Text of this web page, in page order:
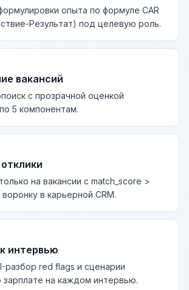
опыта по формуле CAR
Результат) под целевую роль.
вакансий
с прозрачной оценкой
5 компонентам.
на вакансии с match_score >
в карьерной CRM.
интервью
разбор red flags и сценарии
зарплате на каждом интервью.